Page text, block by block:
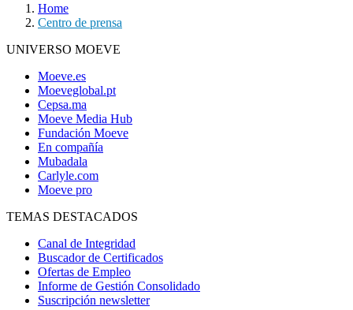
Home
Centro de prensa
UNIVERSO MOEVE
Moeve.es
Moeveglobal.pt
Cepsa.ma
Moeve Media Hub
Fundación Moeve
En compañía
Mubadala
Carlyle.com
Moeve pro
TEMAS DESTACADOS
Canal de Integridad
Buscador de Certificados
Ofertas de Empleo
Informe de Gestión Consolidado
Suscripción newsletter